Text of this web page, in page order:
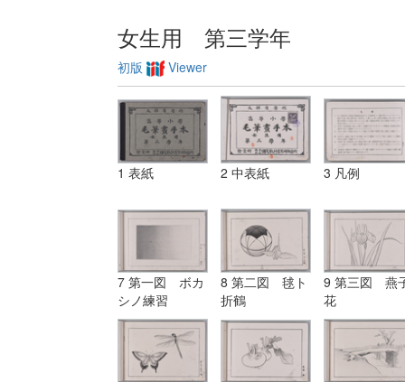
女生用 第三学年
初版 Viewer
1 表紙 2 中表紙 3 凡例
7 第一図 ボカ
シノ練習
8 第二図 毬ト
折鶴
9 第三図 燕
花